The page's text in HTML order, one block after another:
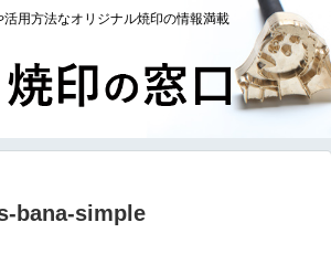
活用方法なオリジナル焼印の情報満載
bana-simple